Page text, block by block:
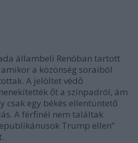
állambeli Renóban tartott
a közönség soraiból
A jelöltet védő
őt a színpadról, ám
csak egy békés ellentüntető
A férfinél nem találtak
Trump ellen”